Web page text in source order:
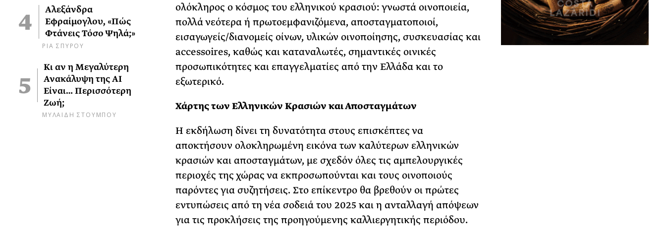
Αλεξάνδρα
Εφραίμογλου, «Πώς
Φτάνεις Τόσο Ψηλά;»
ΡΙΑ ΣΠΥΡΟΥ
Κι αν η Μεγαλύτερη
Ανακάλυψη της AI
Είναι… Περισσότερη
Ζωή;
ΜΥΛΑΙΔΗ ΣΤΟΥΜΠΟΥ
ολόκληρος ο κόσμος του ελληνικού κρασιού: γνωστά οινοποιεία,
πολλά νεότερα ή πρωτοεμφανιζόμενα, αποσταγματοποιοί,
εισαγωγείς/διανομείς οίνων, υλικών οινοποίησης, συσκευασίας και
accessoires, καθώς και καταναλωτές, σημαντικές οινικές
προσωπικότητες και επαγγελματίες από την Ελλάδα και το
εξωτερικό.
Χάρτης των Ελληνικών Κρασιών και Αποσταγμάτων
Η εκδήλωση δίνει τη δυνατότητα στους επισκέπτες να
αποκτήσουν ολοκληρωμένη εικόνα των καλύτερων ελληνικών
κρασιών και αποσταγμάτων, με σχεδόν όλες τις αμπελουργικές
περιοχές της χώρας να εκπροσωπούνται και τους οινοποιούς
παρόντες για συζητήσεις. Στο επίκεντρο θα βρεθούν οι πρώτες
εντυπώσεις από τη νέα σοδειά του 2025 και η ανταλλαγή απόψεων
για τις προκλήσεις της προηγούμενης καλλιεργητικής περιόδου.